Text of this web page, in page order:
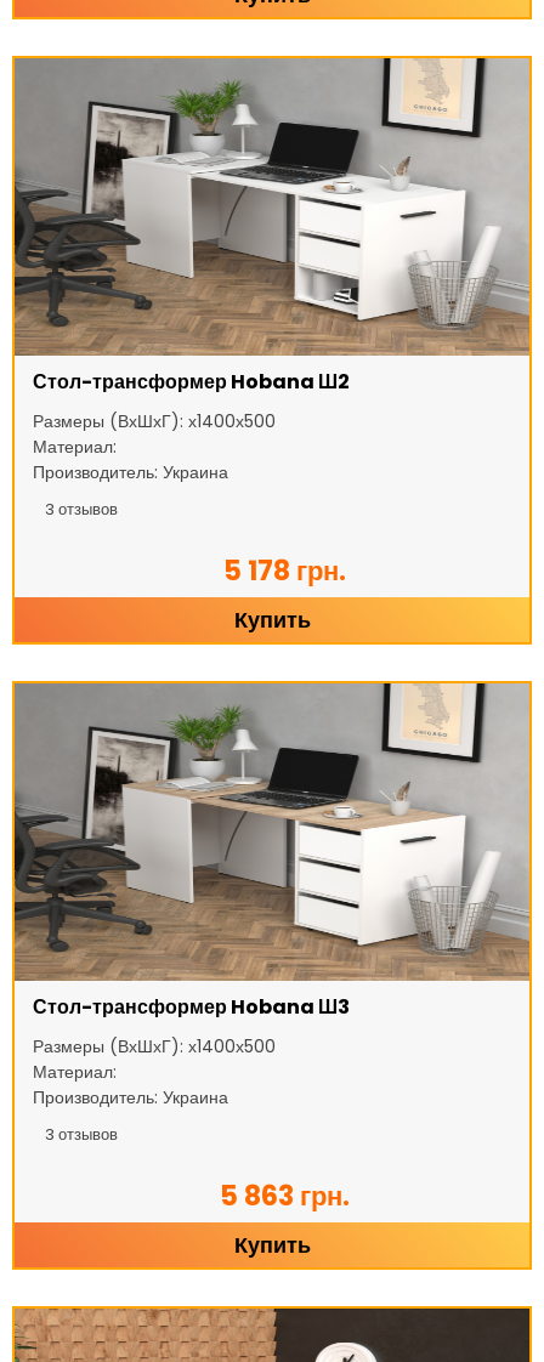
Стол-трансформер Hobana Ш2
Размеры (ВхШхГ): х1400х500
Материал:
Производитель: Украина
3 отзывов
5 178 грн.
Купить
Стол-трансформер Hobana Ш3
Размеры (ВхШхГ): х1400х500
Материал:
Производитель: Украина
3 отзывов
5 863 грн.
Купить